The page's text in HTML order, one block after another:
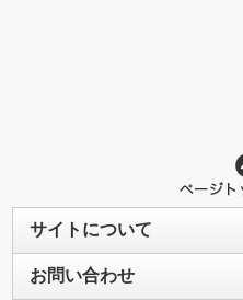
サイトについて
お問い合わせ